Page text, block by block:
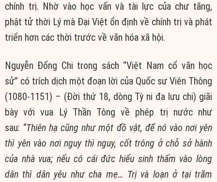
chính trị. Nhờ vào học vấn và tài lực của chư tăng,
phật tử thời Lý mà Đại Việt ổn định về chính trị và phát
triển hơn các thời trước về văn hóa xã hội.
Nguyễn Đổng Chi trong sách “Việt Nam cổ văn học
sử” có trích dịch một đoạn lời của Quốc sư Viên Thông
(1080-1151) – (Đời thứ 18, dòng Tỳ ni đa lưu chi) giãi
bày với vua Lý Thần Tông về phép trị nước như
sau: “Thiên hạ cũng như một đồ vật, để nó vào nơi yên
thì yên vào nơi nguy thì nguy, cốt trông ở chỗ sở hành
của nhà vua; nếu có cái đức hiếu sinh thấm vào lòng
dân thì dân yêu như cha mẹ… Trị và loạn ở tại trăm